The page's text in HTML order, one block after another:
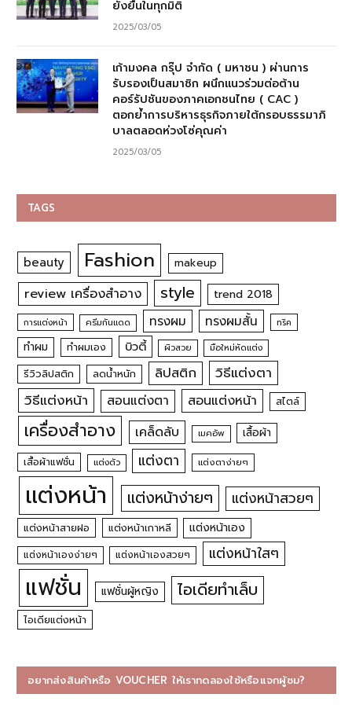
ยั่งยืนในทุกมิติ
2025/03/05
เก้ามงคล กรุ๊ป จำกัด ( มหาชน ) ผ่านการ
รับรองเป็นสมาชิก ผนึกแนวร่วมต่อต้าน
คอร์รัปชันของภาคเอกชนไทย ( CAC )
ตอกย้ำการบริหารธุรกิจภายใต้กรอบธรรมาภิ
บาลตลอดห่วงโซ่คุณค่า
2025/03/05
TAGS
beauty Fashion makeup
review เครื่องสำอาง style trend 2018
การแต่งหน้า ครีมกันแดด ทรงผม ทรงผมสั้น ทริค
ทำผม ทำผมเอง บิวตี้ ผิวสวย มือใหม่หัดแต่ง
รีวิวลิปสติก ลดน้ำหนัก ลิปสติก
วิธีแต่งตา
วิธีแต่งหน้า
สอนแต่งตา สอนแต่งหน้า สไตล์
เครื่องสำอาง เคล็ดลับ เมคอัพ เสื้อผ้า
เสื้อผ้าแฟชั่น แต่งตัว แต่งตา แต่งตาง่ายๆ
แต่งหน้า แต่งหน้าง่ายๆ แต่งหน้าสวยๆ
แต่งหน้าสายฝอ แต่งหน้าเกาหลี แต่งหน้าเอง
แต่งหน้าเองง่ายๆ แต่งหน้าเองสวยๆ แต่งหน้าใสๆ
แฟชั่น แฟชั่นผู้หญิง ไอเดียทำเล็บ
ไอเดียแต่งหน้า
อยากส่งสินค้าหรือ VOUCHER ให้เราทดลองใช้หรือแจกผู้ชม?